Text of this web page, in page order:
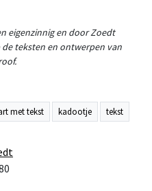
eigenzinnig en door Zoedt
teksten en ontwerpen van
met tekst kadootje tekst